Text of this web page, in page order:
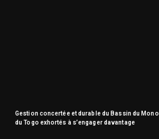
Gestion concertée et durable du Bassin du
du Togo exhortés à s’engager davantage